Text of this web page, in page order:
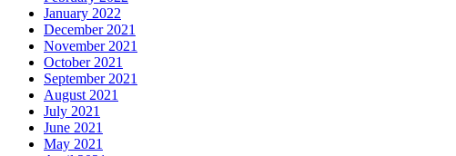
January 2022
December 2021
November 2021
October 2021
September 2021
August 2021
July 2021
June 2021
May 2021